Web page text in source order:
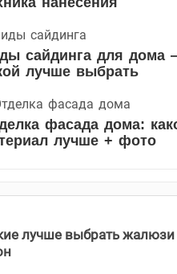
сайдинга для дома
лучше выбрать
фасада дома:
лучше + фото
лучше выбрать жалюзи